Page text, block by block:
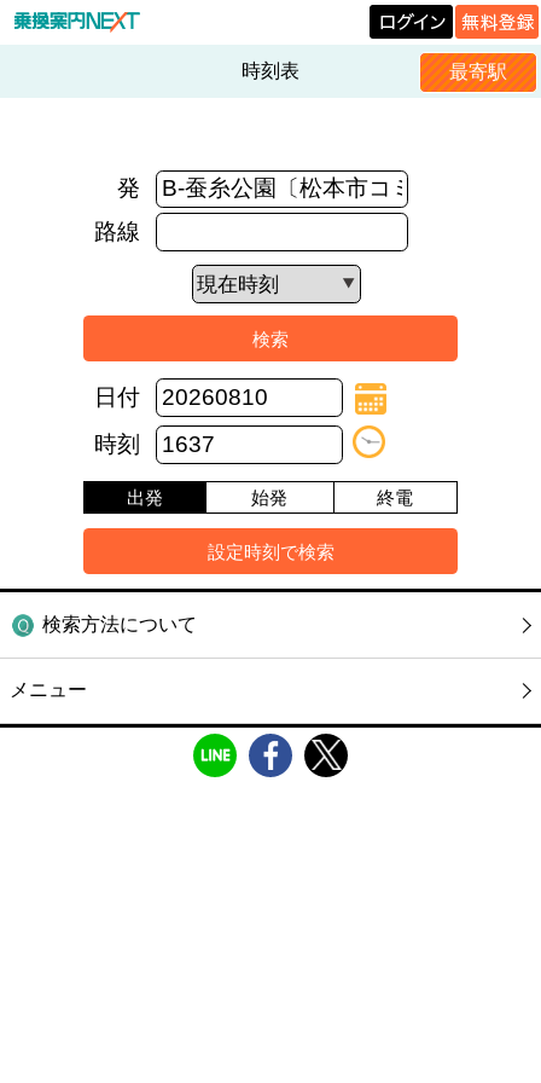
時刻表 最寄駅
発
路線
日付
時刻
出発 始発 終電
検索方法について
メニュー